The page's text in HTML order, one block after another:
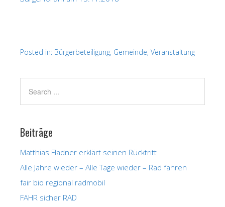
Posted in: Bürgerbeteiligung, Gemeinde, Veranstaltung
Beiträge
Matthias Fladner erklärt seinen Rücktritt
Alle Jahre wieder – Alle Tage wieder – Rad fahren
fair bio regional radmobil
FAHR sicher RAD